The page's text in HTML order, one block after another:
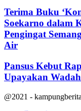
Terima Buku
Soekarno dalam
Pengingat
Air
Pansus Kebut
Upayakan
@2021 -